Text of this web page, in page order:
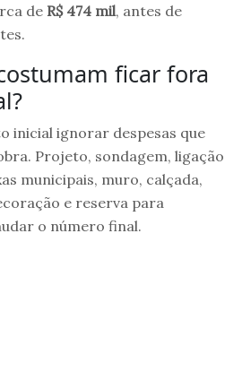
de R$ 474 mil, antes de
ficar fora
inicial ignorar despesas que
Projeto, sondagem, ligação
municipais, muro, calçada,
e reserva para
o número final.